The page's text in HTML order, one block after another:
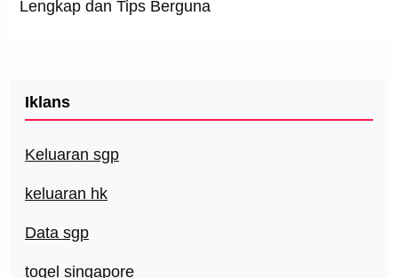
Lengkap dan Tips Berguna
Iklans
Keluaran sgp
keluaran hk
Data sgp
togel singapore